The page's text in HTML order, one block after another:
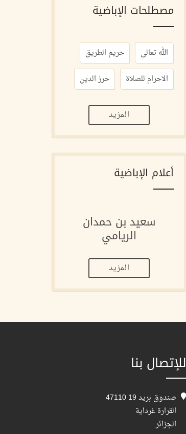
مصطلحات الإباضية
الله تعالى
حريم الطريق
الاحرام للصلاة
حرز الدين
المزيد
أعلام الإباضية
سعيد بن حمدان
الريامي
المزيد
للإتصال بنا
صندوق بريد 19 47110
القرارة غرداية
الجزائر